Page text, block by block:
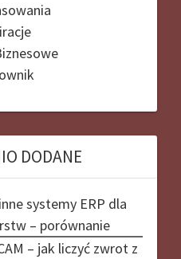
DODANE
systemy ERP dla
– porównanie
– jak liczyć zwrot z